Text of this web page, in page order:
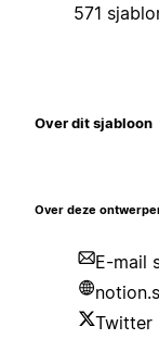
571
Over dit sjabloon
Over deze
E-mail
Twitter